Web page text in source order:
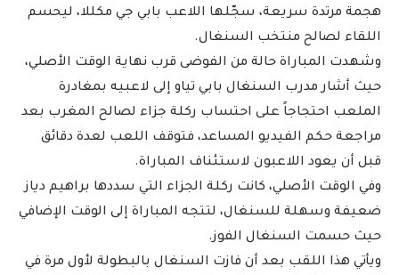
هجمة مرتدة سريعة، سجّلها اللاعب بابي جي مكللا، ليحسم
اللقاء لصالح منتخب السنغال.
وشهدت المباراة حالة من الفوضى قرب نهاية الوقت الأصلي،
حيث أشار مدرب السنغال بابي تياو إلى لاعبيه بمغادرة
الملعب احتجاجاً على احتساب ركلة جزاء لصالح المغرب بعد
مراجعة حكم الفيديو المساعد، فتوقف اللعب لعدة دقائق
قبل أن يعود اللاعبون لاستئناف المباراة.
وفي الوقت الأصلي، كانت ركلة الجزاء التي سددها براهيم دياز
ضعيفة وسهلة للسنغال، لتتجه المباراة إلى الوقت الإضافي
حيث حسمت السنغال الفوز.
ويأتي هذا اللقب بعد أن فازت السنغال بالبطولة لأول مرة في